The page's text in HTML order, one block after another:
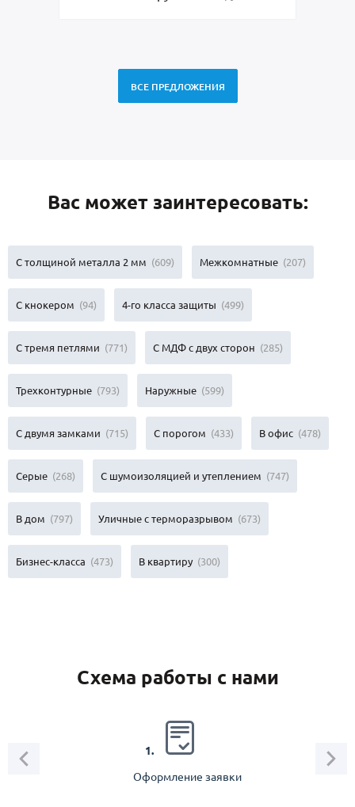
ВСЕ ПРЕДЛОЖЕНИЯ
Вас может заинтересовать:
С толщиной металла 2 мм (609) Межкомнатные (207)
С кнокером (94) 4-го класса защиты (499)
С тремя петлями (771) С МДФ с двух сторон (285)
Трехконтурные (793) Наружные (599)
С двумя замками (715) С порогом (433) В офис (478)
Серые (268) С шумоизоляцией и утеплением (747)
В дом (797) Уличные с терморазрывом (673)
Бизнес-класса (473) В квартиру (300)
Схема работы с нами
1.
Оформление заявки